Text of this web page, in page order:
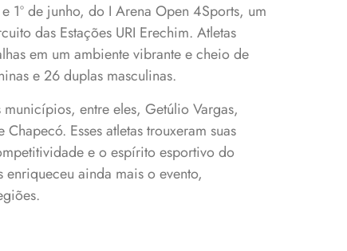
1º de junho, do I Arena Open 4Sports, um
das Estações URI Erechim. Atletas
em um ambiente vibrante e cheio de
e 26 duplas masculinas.
entre eles, Getúlio Vargas,
Esses atletas trouxeram suas
e o espírito esportivo do
ainda mais o evento,